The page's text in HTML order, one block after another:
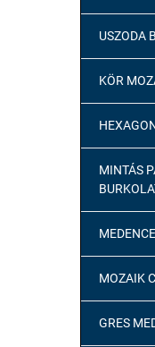
USZODA
KÖR
MINTÁS
MOZAIK
GRES